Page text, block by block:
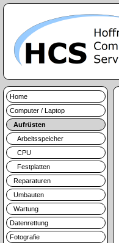
Home
Computer / Laptop
Aufrüsten
Arbeitsspeicher
CPU
Festplatten
Reparaturen
Umbauten
Wartung
Datenrettung
Fotografie